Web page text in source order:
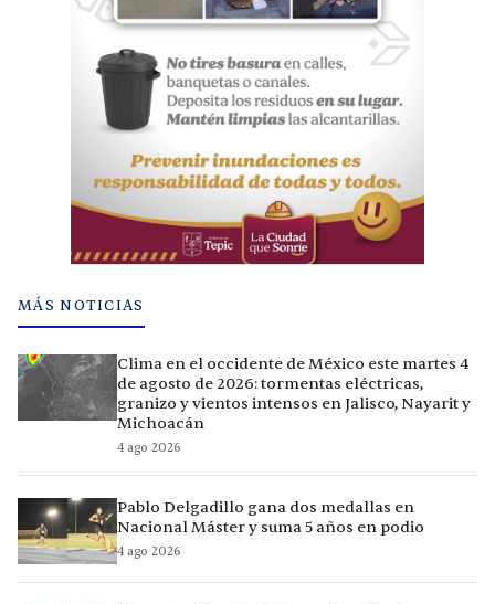
MÁS NOTICIAS
Clima en el occidente de México este martes 4
de agosto de 2026: tormentas eléctricas,
granizo y vientos intensos en Jalisco, Nayarit y
Michoacán
4 ago 2026
Pablo Delgadillo gana dos medallas en
Nacional Máster y suma 5 años en podio
4 ago 2026